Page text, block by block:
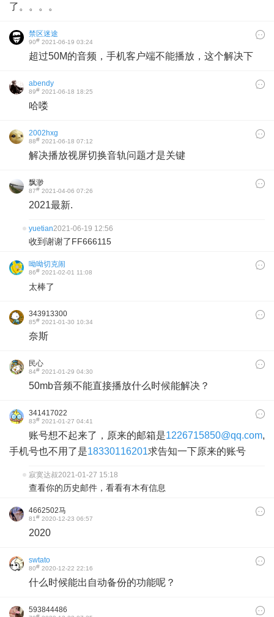
了。。。。
禁区迷途
90# 2021-06-19 03:24
超过50M的音频，手机客户端不能播放，这个解决下
abendy
89# 2021-06-18 18:25
哈喽
2002hxg
88# 2021-06-18 07:12
解决播放视屏切换音轨问题才是关键
飘渺
87# 2021-04-06 07:26
2021最新.
yuetian2021-06-19 12:56
收到谢谢了FF666115
呦呦切克闹
86# 2021-02-01 11:08
太棒了
343913300
85# 2021-01-30 10:34
奈斯
民心
84# 2021-01-29 04:30
50mb音频不能直接播放什么时候能解决？
341417022
83# 2021-01-27 04:41
账号想不起来了，原来的邮箱是1226715850@qq.com,
手机号也不用了是18330116201求告知一下原来的账号
寂寞达叔2021-01-27 15:18
查看你的历史邮件，看看有木有信息
4662502马
81# 2020-12-23 06:57
2020
swtato
80# 2020-12-22 22:16
什么时候能出自动备份的功能呢？
593844486